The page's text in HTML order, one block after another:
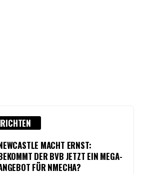
MACHT ERNST:
DER BVB JETZT EIN MEGA-
FÜR NMECHA?